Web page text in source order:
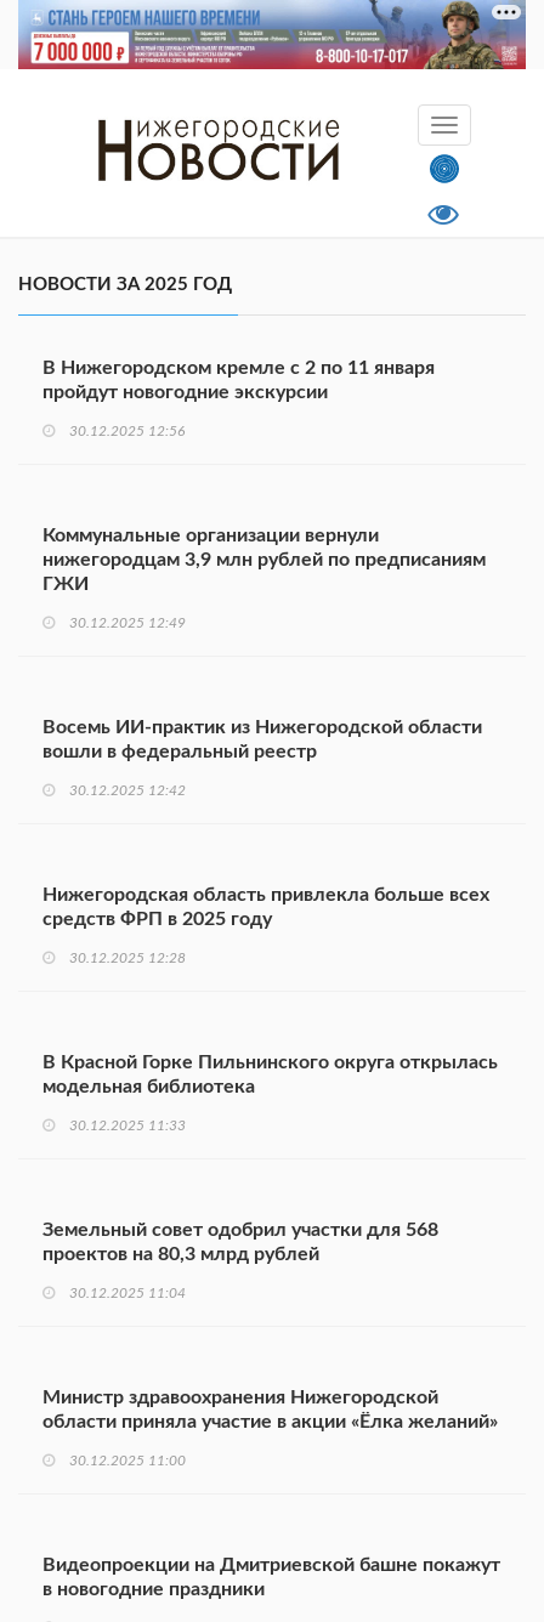
НОВОСТИ ЗА 2025 ГОД
В Нижегородском кремле с 2 по 11 января
пройдут новогодние экскурсии
30.12.2025 12:56
Коммунальные организации вернули
нижегородцам 3,9 млн рублей по предписаниям
ГЖИ
30.12.2025 12:49
Восемь ИИ-практик из Нижегородской области
вошли в федеральный реестр
30.12.2025 12:42
Нижегородская область привлекла больше всех
средств ФРП в 2025 году
30.12.2025 12:28
В Красной Горке Пильнинского округа открылась
модельная библиотека
30.12.2025 11:33
Земельный совет одобрил участки для 568
проектов на 80,3 млрд рублей
30.12.2025 11:04
Министр здравоохранения Нижегородской
области приняла участие в акции «Ёлка желаний»
30.12.2025 11:00
Видеопроекции на Дмитриевской башне покажут
в новогодние праздники